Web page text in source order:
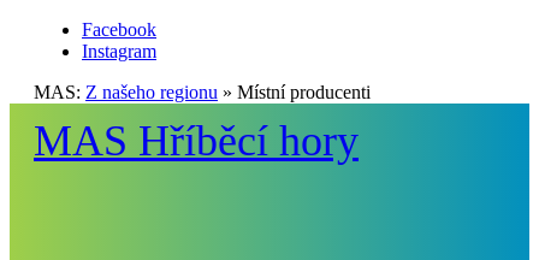
Facebook
Instagram
MAS: Z našeho regionu » Místní producenti
MAS Hříběcí hory